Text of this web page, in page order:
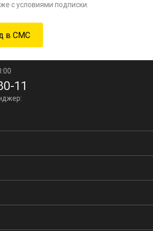
с условиями подписки.
11